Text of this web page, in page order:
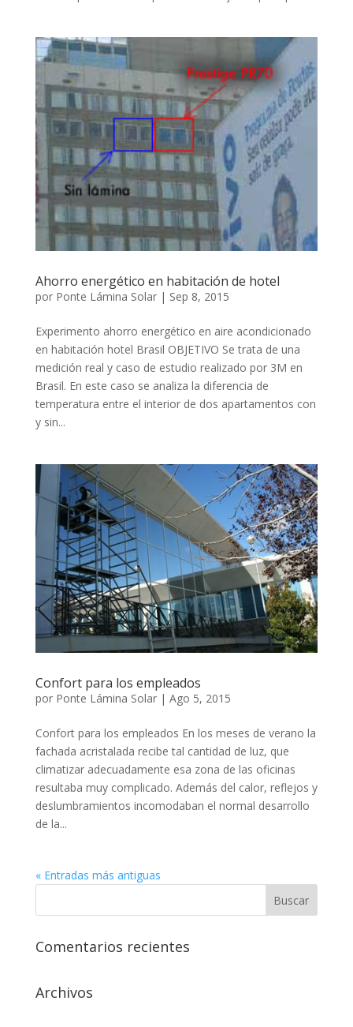
Ahorro energético en habitación de hotel
por Ponte Lámina Solar| Sep 8, 2015
Experimento ahorro energético en aire acondicionado
en habitación hotel Brasil OBJETIVO Se trata de una
medición real y caso de estudio realizado por 3M en
Brasil. En este caso se analiza la diferencia de
temperatura entre el interior de dos apartamentos con
y sin...
Confort para los empleados
por Ponte Lámina Solar| Ago 5, 2015
Confort para los empleados En los meses de verano la
fachada acristalada recibe tal cantidad de luz, que
climatizar adecuadamente esa zona de las oficinas
resultaba muy complicado. Además del calor, reflejos y
deslumbramientos incomodaban el normal desarrollo
de la...
« Entradas más antiguas
Comentarios recientes
Archivos